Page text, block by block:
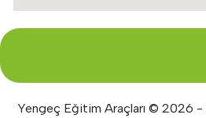
Yengeç Eğitim Araçları © 2026 -